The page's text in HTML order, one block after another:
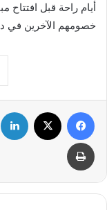
أيام راحة قبل افتتاح
خصومهم الآخرين في
فيسبوك
طباعة